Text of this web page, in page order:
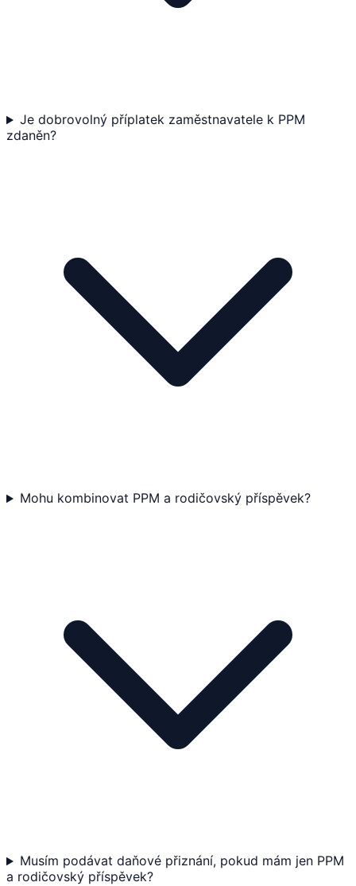
Je dobrovolný příplatek zaměstnavatele k PPM
zdaněn?
Mohu kombinovat PPM a rodičovský příspěvek?
Musím podávat daňové přiznání, pokud mám jen PPM
a rodičovský příspěvek?